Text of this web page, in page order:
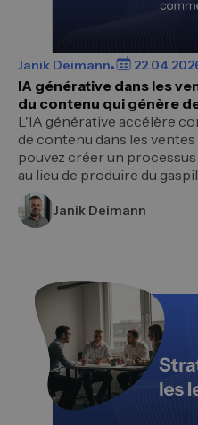
Janik Deimann
IA générative dans les
du contenu qui génère
L'IA générative accélère
de contenu dans les
pouvez créer un
au lieu de produire du
Janik Deimann